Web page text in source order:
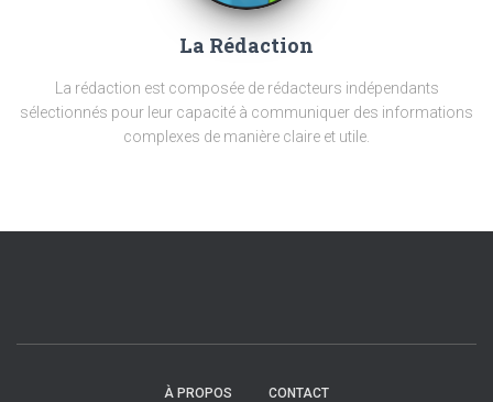
La Rédaction
La rédaction est composée de rédacteurs indépendants
sélectionnés pour leur capacité à communiquer des informations
complexes de manière claire et utile.
À PROPOS CONTACT